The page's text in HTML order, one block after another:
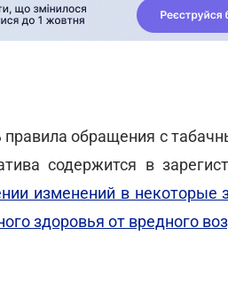
обращения с
содержится в
изменений в некоторые
здоровья от вредного